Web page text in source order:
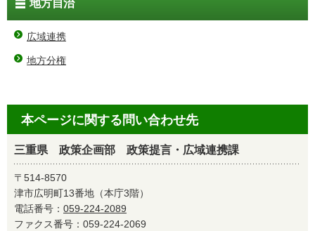
地方自治
広域連携
地方分権
本ページに関する問い合わせ先
三重県 政策企画部 政策提言・広域連携課
〒514-8570
津市広明町13番地（本庁3階）
電話番号： 059-224-2089
ファクス番号：059-224-2069